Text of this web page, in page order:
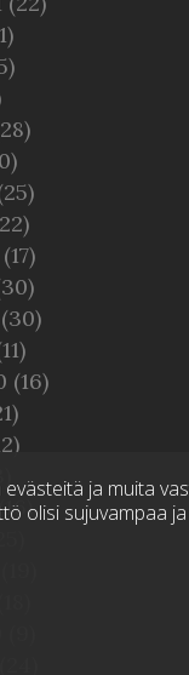
(17)
(30)
(16)
ja muita
olisi sujuvampaa